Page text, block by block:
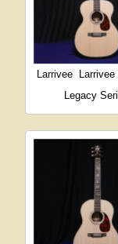
Larrivee
Legacy